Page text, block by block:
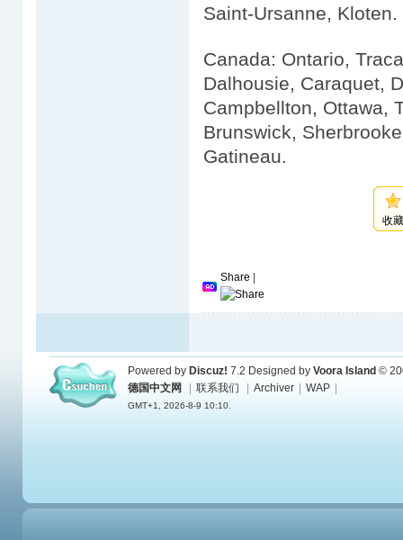
Saint-Ursanne, Kloten.
Canada: Ontario,
Dalhousie, Caraquet,
Campbellton, Ottawa,
Brunswick,
Gatineau.
收
Share
Powered by Discuz! 7.2 Designed by Voora Island ©
德国中文网
联系我们 Archiver WAP
GMT+1, 2026-8-9 10:10.